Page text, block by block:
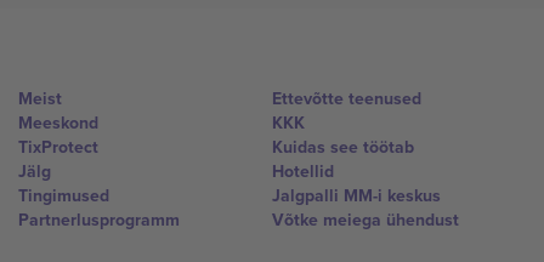
Meist
Meeskond
TixProtect
Jälg
Tingimused
Partnerlusprogramm
Ettevõtte teenused
KKK
Kuidas see töötab
Hotellid
Jalgpalli MM-i keskus
Võtke meiega ühendust